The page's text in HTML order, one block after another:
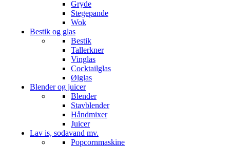
Gryde
Stegepande
Wok
Bestik og glas
Bestik
Tallerkner
Vinglas
Cocktailglas
Ølglas
Blender og juicer
Blender
Stavblender
Håndmixer
Juicer
Lav is, sodavand mv.
Popcornmaskine